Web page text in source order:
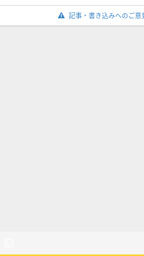
記事・書き込みへのご意